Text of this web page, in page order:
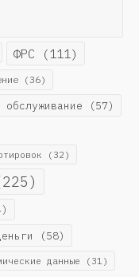
ФРС (111)
(36)
обслуживание (57)
(32)
(58)
данные (31)